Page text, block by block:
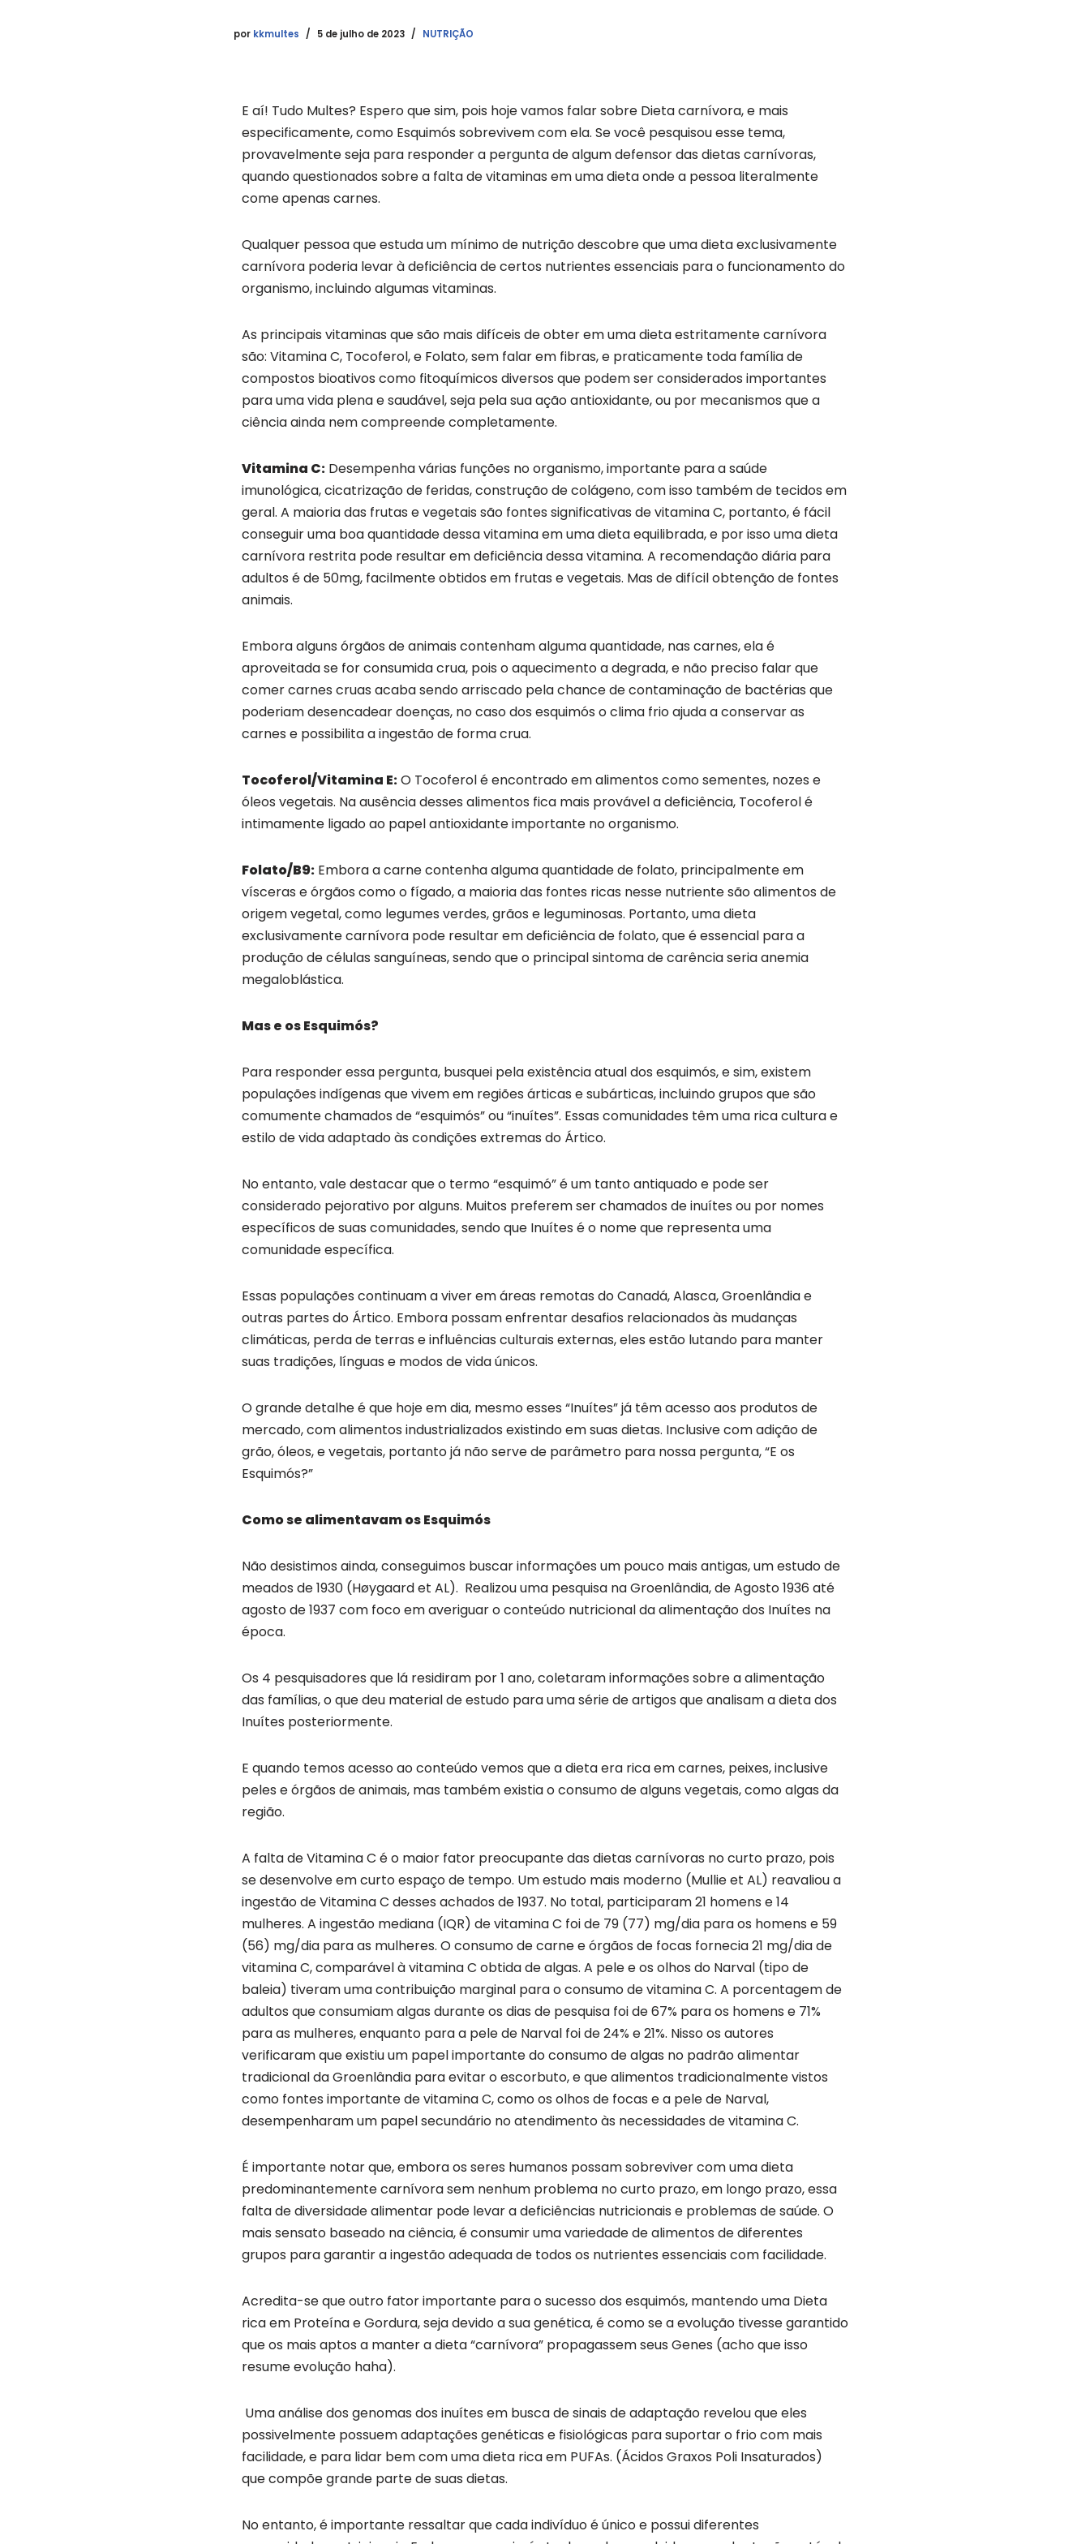
por kkmultes 5 de julho de 2023 NUTRIÇÃO
E aí! Tudo Multes? Espero que sim, pois hoje vamos falar sobre Dieta carnívora, e mais
especificamente, como Esquimós sobrevivem com ela. Se você pesquisou esse tema,
provavelmente seja para responder a pergunta de algum defensor das dietas carnívoras,
quando questionados sobre a falta de vitaminas em uma dieta onde a pessoa literalmente
come apenas carnes.
Qualquer pessoa que estuda um mínimo de nutrição descobre que uma dieta exclusivamente
carnívora poderia levar à deficiência de certos nutrientes essenciais para o funcionamento do
organismo, incluindo algumas vitaminas.
As principais vitaminas que são mais difíceis de obter em uma dieta estritamente carnívora
são: Vitamina C, Tocoferol, e Folato, sem falar em fibras, e praticamente toda família de
compostos bioativos como fitoquímicos diversos que podem ser considerados importantes
para uma vida plena e saudável, seja pela sua ação antioxidante, ou por mecanismos que a
ciência ainda nem compreende completamente.
Vitamina C: Desempenha várias funções no organismo, importante para a saúde
imunológica, cicatrização de feridas, construção de colágeno, com isso também de tecidos em
geral. A maioria das frutas e vegetais são fontes significativas de vitamina C, portanto, é fácil
conseguir uma boa quantidade dessa vitamina em uma dieta equilibrada, e por isso uma dieta
carnívora restrita pode resultar em deficiência dessa vitamina. A recomendação diária para
adultos é de 50mg, facilmente obtidos em frutas e vegetais. Mas de difícil obtenção de fontes
animais.
Embora alguns órgãos de animais contenham alguma quantidade, nas carnes, ela é
aproveitada se for consumida crua, pois o aquecimento a degrada, e não preciso falar que
comer carnes cruas acaba sendo arriscado pela chance de contaminação de bactérias que
poderiam desencadear doenças, no caso dos esquimós o clima frio ajuda a conservar as
carnes e possibilita a ingestão de forma crua.
Tocoferol/Vitamina E:O Tocoferol é encontrado em alimentos como sementes, nozes e
óleos vegetais. Na ausência desses alimentos fica mais provável a deficiência, Tocoferol é
intimamente ligado ao papel antioxidante importante no organismo.
Folato/B9: Embora a carne contenha alguma quantidade de folato, principalmente em
vísceras e órgãos como o fígado, a maioria das fontes ricas nesse nutriente são alimentos de
origem vegetal, como legumes verdes, grãos e leguminosas. Portanto, uma dieta
exclusivamente carnívora pode resultar em deficiência de folato, que é essencial para a
produção de células sanguíneas, sendo que o principal sintoma de carência seria anemia
megaloblástica.
Mas e os Esquimós?
Para responder essa pergunta, busquei pela existência atual dos esquimós, e sim, existem
populações indígenas que vivem em regiões árticas e subárticas, incluindo grupos que são
comumente chamados de “esquimós” ou “inuítes”. Essas comunidades têm uma rica cultura e
estilo de vida adaptado às condições extremas do Ártico.
No entanto, vale destacar que o termo “esquimó” é um tanto antiquado e pode ser
considerado pejorativo por alguns. Muitos preferem ser chamados de inuítes ou por nomes
específicos de suas comunidades, sendo que Inuítes é o nome que representa uma
comunidade específica.
Essas populações continuam a viver em áreas remotas do Canadá, Alasca, Groenlândia e
outras partes do Ártico. Embora possam enfrentar desafios relacionados às mudanças
climáticas, perda de terras e influências culturais externas, eles estão lutando para manter
suas tradições, línguas e modos de vida únicos.
O grande detalhe é que hoje em dia, mesmo esses “Inuítes” já têm acesso aos produtos de
mercado, com alimentos industrializados existindo em suas dietas. Inclusive com adição de
grão, óleos, e vegetais, portanto já não serve de parâmetro para nossa pergunta, “E os
Esquimós?”
Como se alimentavam os Esquimós
Não desistimos ainda, conseguimos buscar informações um pouco mais antigas, um estudo de
meados de 1930 (Høygaard et AL). Realizou uma pesquisa na Groenlândia, de Agosto 1936 até
agosto de 1937 com foco em averiguar o conteúdo nutricional da alimentação dos Inuítes na
época.
Os 4 pesquisadores que lá residiram por 1 ano, coletaram informações sobre a alimentação
das famílias, o que deu material de estudo para uma série de artigos que analisam a dieta dos
Inuítes posteriormente.
E quando temos acesso ao conteúdo vemos que a dieta era rica em carnes, peixes, inclusive
peles e órgãos de animais, mas também existia o consumo de alguns vegetais, como algas da
região.
A falta de Vitamina C é o maior fator preocupante das dietas carnívoras no curto prazo, pois
se desenvolve em curto espaço de tempo. Um estudo mais moderno (Mullie et AL) reavaliou a
ingestão de Vitamina C desses achados de 1937. No total, participaram 21 homens e 14
mulheres. A ingestão mediana (IQR) de vitamina C foi de 79 (77) mg/dia para os homens e 59
(56) mg/dia para as mulheres. O consumo de carne e órgãos de focas fornecia 21 mg/dia de
vitamina C, comparável à vitamina C obtida de algas. A pele e os olhos do Narval (tipo de
baleia) tiveram uma contribuição marginal para o consumo de vitamina C. A porcentagem de
adultos que consumiam algas durante os dias de pesquisa foi de 67% para os homens e 71%
para as mulheres, enquanto para a pele de Narval foi de 24% e 21%. Nisso os autores
verificaram que existiu um papel importante do consumo de algas no padrão alimentar
tradicional da Groenlândia para evitar o escorbuto, e que alimentos tradicionalmente vistos
como fontes importante de vitamina C, como os olhos de focas e a pele de Narval,
desempenharam um papel secundário no atendimento às necessidades de vitamina C.
É importante notar que, embora os seres humanos possam sobreviver com uma dieta
predominantemente carnívora sem nenhum problema no curto prazo, em longo prazo, essa
falta de diversidade alimentar pode levar a deficiências nutricionais e problemas de saúde. O
mais sensato baseado na ciência, é consumir uma variedade de alimentos de diferentes
grupos para garantir a ingestão adequada de todos os nutrientes essenciais com facilidade.
Acredita-se que outro fator importante para o sucesso dos esquimós, mantendo uma Dieta
rica em Proteína e Gordura, seja devido a sua genética, é como se a evolução tivesse garantido
que os mais aptos a manter a dieta “carnívora” propagassem seus Genes (acho que isso
resume evolução haha).
Uma análise dos genomas dos inuítes em busca de sinais de adaptação revelou que eles
possivelmente possuem adaptações genéticas e fisiológicas para suportar o frio com mais
facilidade, e para lidar bem com uma dieta rica em PUFAs. (Ácidos Graxos Poli Insaturados)
que compõe grande parte de suas dietas.
No entanto, é importante ressaltar que cada indivíduo é único e possui diferentes